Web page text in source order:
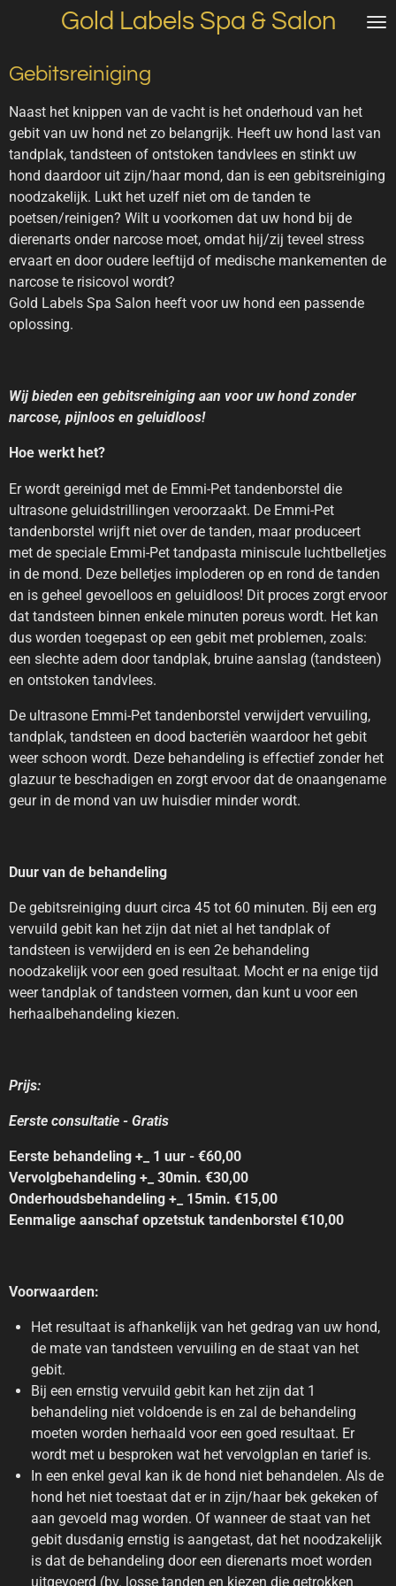
de
hoofdinhoud
Gold Labels Spa & Salon
Gebitsreiniging
Naast het knippen van de vacht is het onderhoud van het
gebit van uw hond net zo belangrijk. Heeft uw hond last van
tandplak, tandsteen of ontstoken tandvlees en stinkt uw
hond daardoor uit zijn/haar mond, dan is een gebitsreiniging
noodzakelijk. Lukt het uzelf niet om de tanden te
poetsen/reinigen? Wilt u voorkomen dat uw hond bij de
dierenarts onder narcose moet, omdat hij/zij teveel stress
ervaart en door oudere leeftijd of medische mankementen de
narcose te risicovol wordt?
Gold Labels Spa Salon heeft voor uw hond een passende
oplossing.
Wij bieden een gebitsreiniging aan voor uw hond zonder
narcose, pijnloos en geluidloos!
Hoe werkt het?
Er wordt gereinigd met de Emmi-Pet tandenborstel die
ultrasone geluidstrillingen veroorzaakt. De Emmi-Pet
tandenborstel wrijft niet over de tanden, maar produceert
met de speciale Emmi-Pet tandpasta miniscule luchtbelletjes
in de mond. Deze belletjes imploderen op en rond de tanden
en is geheel gevoelloos en geluidloos! Dit proces zorgt ervoor
dat tandsteen binnen enkele minuten poreus wordt. Het kan
dus worden toegepast op een gebit met problemen, zoals:
een slechte adem door tandplak, bruine aanslag (tandsteen)
en ontstoken tandvlees.
De ultrasone Emmi-Pet tandenborstel verwijdert vervuiling,
tandplak, tandsteen en dood bacteriën waardoor het gebit
weer schoon wordt. Deze behandeling is effectief zonder het
glazuur te beschadigen en zorgt ervoor dat de onaangename
geur in de mond van uw huisdier minder wordt.
Duur van de behandeling
De gebitsreiniging duurt circa 45 tot 60 minuten. Bij een erg
vervuild gebit kan het zijn dat niet al het tandplak of
tandsteen is verwijderd en is een 2e behandeling
noodzakelijk voor een goed resultaat. Mocht er na enige tijd
weer tandplak of tandsteen vormen, dan kunt u voor een
herhaalbehandeling kiezen.
Prijs:
Eerste consultatie - Gratis
Eerste behandeling +_ 1 uur - €60,00
Vervolgbehandeling +_ 30min. €30,00
Onderhoudsbehandeling +_ 15min. €15,00
Eenmalige aanschaf opzetstuk tandenborstel €10,00
Voorwaarden:
Het resultaat is afhankelijk van het gedrag van uw hond,
de mate van tandsteen vervuiling en de staat van het
gebit.
Bij een ernstig vervuild gebit kan het zijn dat 1
behandeling niet voldoende is en zal de behandeling
moeten worden herhaald voor een goed resultaat. Er
wordt met u besproken wat het vervolgplan en tarief is.
In een enkel geval kan ik de hond niet behandelen. Als de
hond het niet toestaat dat er in zijn/haar bek gekeken of
aan gevoeld mag worden. Of wanneer de staat van het
gebit dusdanig ernstig is aangetast, dat het noodzakelijk
is dat de behandeling door een dierenarts moet worden
uitgevoerd (bv. losse tanden en kiezen die getrokken